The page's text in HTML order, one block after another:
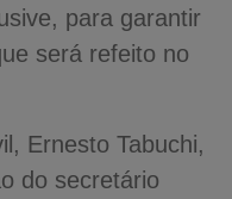
para garantir
será refeito no
Ernesto Tabuchi,
do secretário